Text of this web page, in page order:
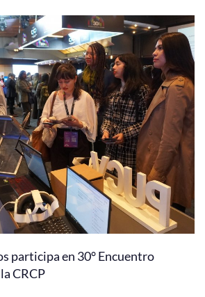
participa en 30° Encuentro
CRCP